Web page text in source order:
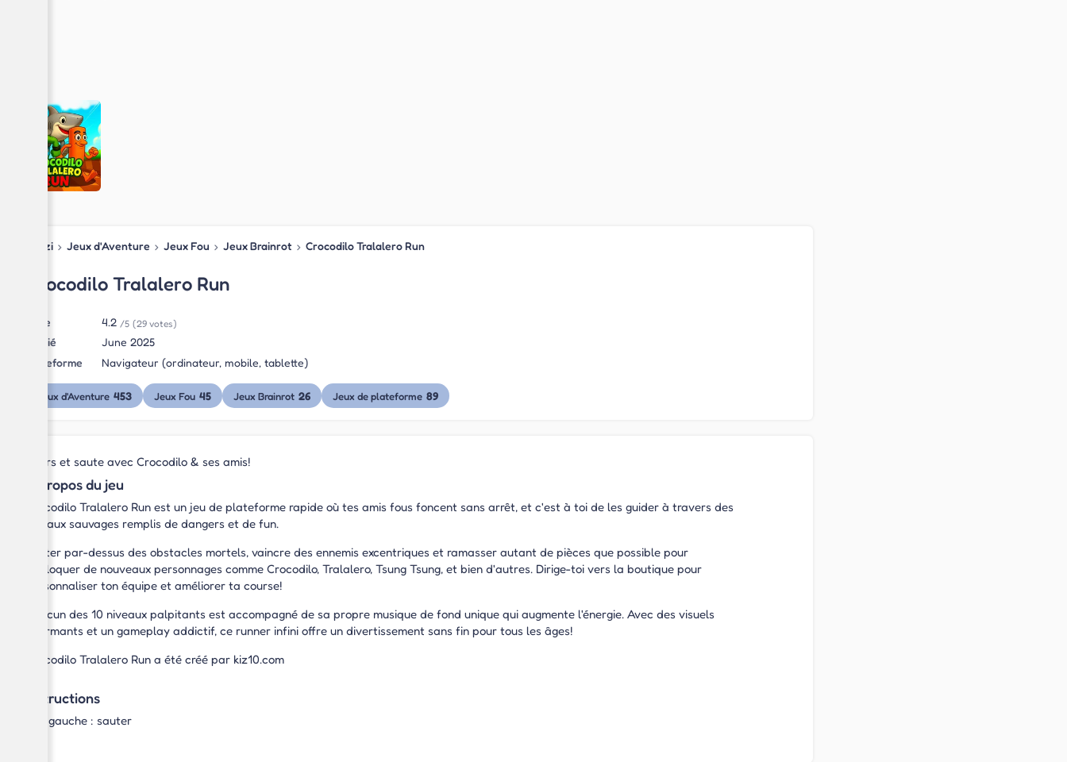
Blipzi › Jeux d'Aventure › Jeux Fou › Jeux Brainrot › Crocodilo Tralalero Run
Crocodilo Tralalero Run
Note 4.2 /5 (29 votes)
Publié
June 2025
Plateforme
Navigateur (ordinateur, mobile, tablette)
Jeux d'Aventure 453 Jeux Fou 45 Jeux Brainrot 26 Jeux de plateforme 89
Cours et saute avec Crocodilo & ses amis!
À propos du jeu
Crocodilo Tralalero Run est un jeu de plateforme rapide où tes amis fous foncent sans arrêt, et c'est à toi de les guider à travers des
niveaux sauvages remplis de dangers et de fun.
Sauter par-dessus des obstacles mortels, vaincre des ennemis excentriques et ramasser autant de pièces que possible pour
débloquer de nouveaux personnages comme Crocodilo, Tralalero, Tsung Tsung, et bien d'autres. Dirige-toi vers la boutique pour
personnaliser ton équipe et améliorer ta course!
Chacun des 10 niveaux palpitants est accompagné de sa propre musique de fond unique qui augmente l'énergie. Avec des visuels
charmants et un gameplay addictif, ce runner infini offre un divertissement sans fin pour tous les âges!
Crocodilo Tralalero Run a été créé par kiz10.com
Instructions
Clic gauche : sauter